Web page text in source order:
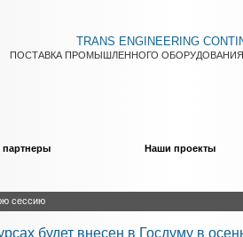
TRANS ENGINEERING
ПОСТАВКА ПРОМЫШЛЕННОГО
Наши проекты
сессию
будет внесен в Госдуму в